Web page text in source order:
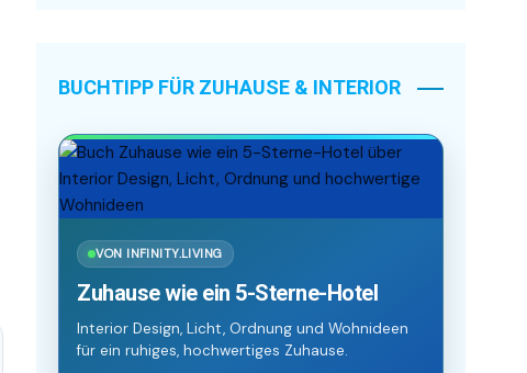
BUCHTIPP FÜR ZUHAUSE & INTERIOR
VON INFINITY.LIVING
Zuhause wie ein 5-Sterne-Hotel
Interior Design, Licht, Ordnung und Wohnideen
für ein ruhiges, hochwertiges Zuhause.